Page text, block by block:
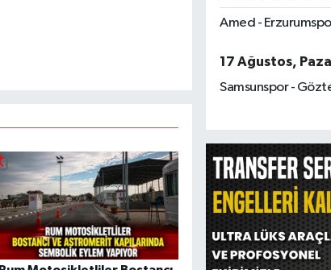
Amed -
17 Ağustos,
Samsunspor -